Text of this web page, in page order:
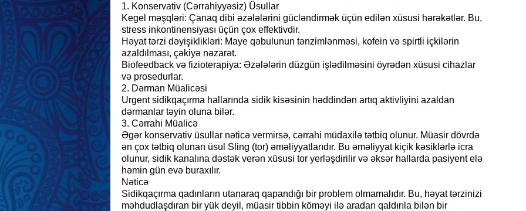
1. Konservativ (Cərrahiyyəsiz) Üsullar
Kegel məşqləri: Çanaq dibi əzələlərini gücləndirmək üçün edilən xüsusi hərəkətlər. Bu,
stress inkontinensiyası üçün çox effektivdir.
Həyat tərzi dəyişiklikləri: Maye qəbulunun tənzimlənməsi, kofein və spirtli içkilərin
azaldılması, çəkiyə nəzarət.
Biofeedback və fizioterapiya: Əzələlərin düzgün işlədilməsini öyrədən xüsusi cihazlar
və prosedurlar.
2. Dərman Müalicəsi
Urgent sidikqaçırma hallarında sidik kisəsinin həddindən artıq aktivliyini azaldan
dərmanlar təyin oluna bilər.
3. Cərrahi Müalicə
Əgər konservativ üsullar nəticə vermirsə, cərrahi müdaxilə tətbiq olunur. Müasir dövrdə
ən çox tətbiq olunan üsul Sling (tor) əməliyyatlarıdır. Bu əməliyyat kiçik kəsiklərlə icra
olunur, sidik kanalına dəstək verən xüsusi tor yerləşdirilir və əksər hallarda pasiyent elə
həmin gün evə buraxılır.
Nəticə
Sidikqaçırma qadınların utanaraq qapandığı bir problem olmamalıdır. Bu, həyat tərzinizi
məhdudlaşdıran bir yük deyil, müasir tibbin köməyi ilə aradan qaldırıla bilən bir